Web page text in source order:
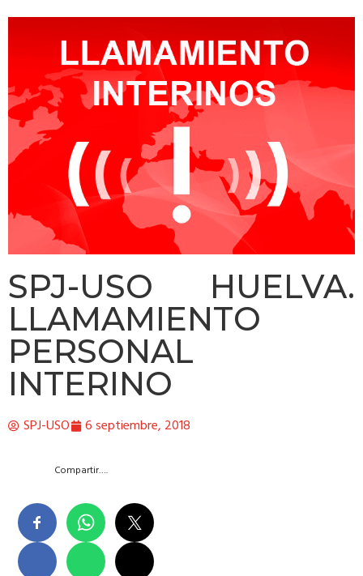
SPJ-USO HUELVA.
LLAMAMIENTO
PERSONAL
INTERINO
SPJ-USO 6 septiembre, 2018
Compartir….